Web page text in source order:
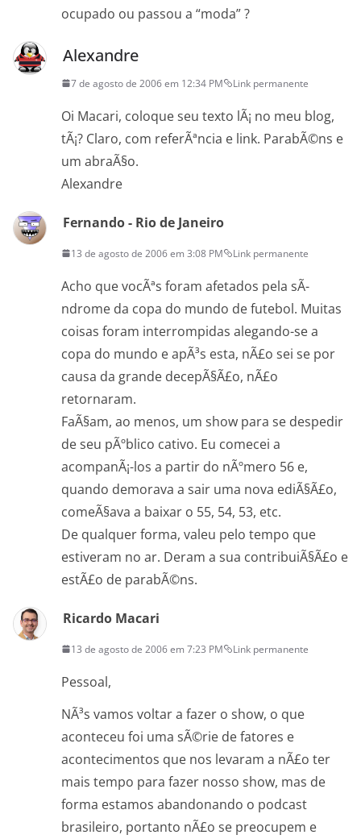
ocupado ou passou a “moda” ?
Alexandre
7 de agosto de 2006 em 12:34 PM Link permanente
Oi Macari, coloque seu texto lÃ¡ no meu blog,
tÃ¡? Claro, com referÃªncia e link. ParabÃ©ns e
um abraÃ§o.
Alexandre
Fernando - Rio de Janeiro
13 de agosto de 2006 em 3:08 PM Link permanente
Acho que vocÃªs foram afetados pela sÃ­
ndrome da copa do mundo de futebol. Muitas
coisas foram interrompidas alegando-se a
copa do mundo e apÃ³s esta, nÃ£o sei se por
causa da grande decepÃ§Ã£o, nÃ£o
retornaram.
FaÃ§am, ao menos, um show para se despedir
de seu pÃºblico cativo. Eu comecei a
acompanÃ¡-los a partir do nÃºmero 56 e,
quando demorava a sair uma nova ediÃ§Ã£o,
comeÃ§ava a baixar o 55, 54, 53, etc.
De qualquer forma, valeu pelo tempo que
estiveram no ar. Deram a sua contribuiÃ§Ã£o e
estÃ£o de parabÃ©ns.
Ricardo Macari
13 de agosto de 2006 em 7:23 PM Link permanente
Pessoal,
NÃ³s vamos voltar a fazer o show, o que
aconteceu foi uma sÃ©rie de fatores e
acontecimentos que nos levaram a nÃ£o ter
mais tempo para fazer nosso show, mas de
forma estamos abandonando o podcast
brasileiro, portanto nÃ£o se preocupem e